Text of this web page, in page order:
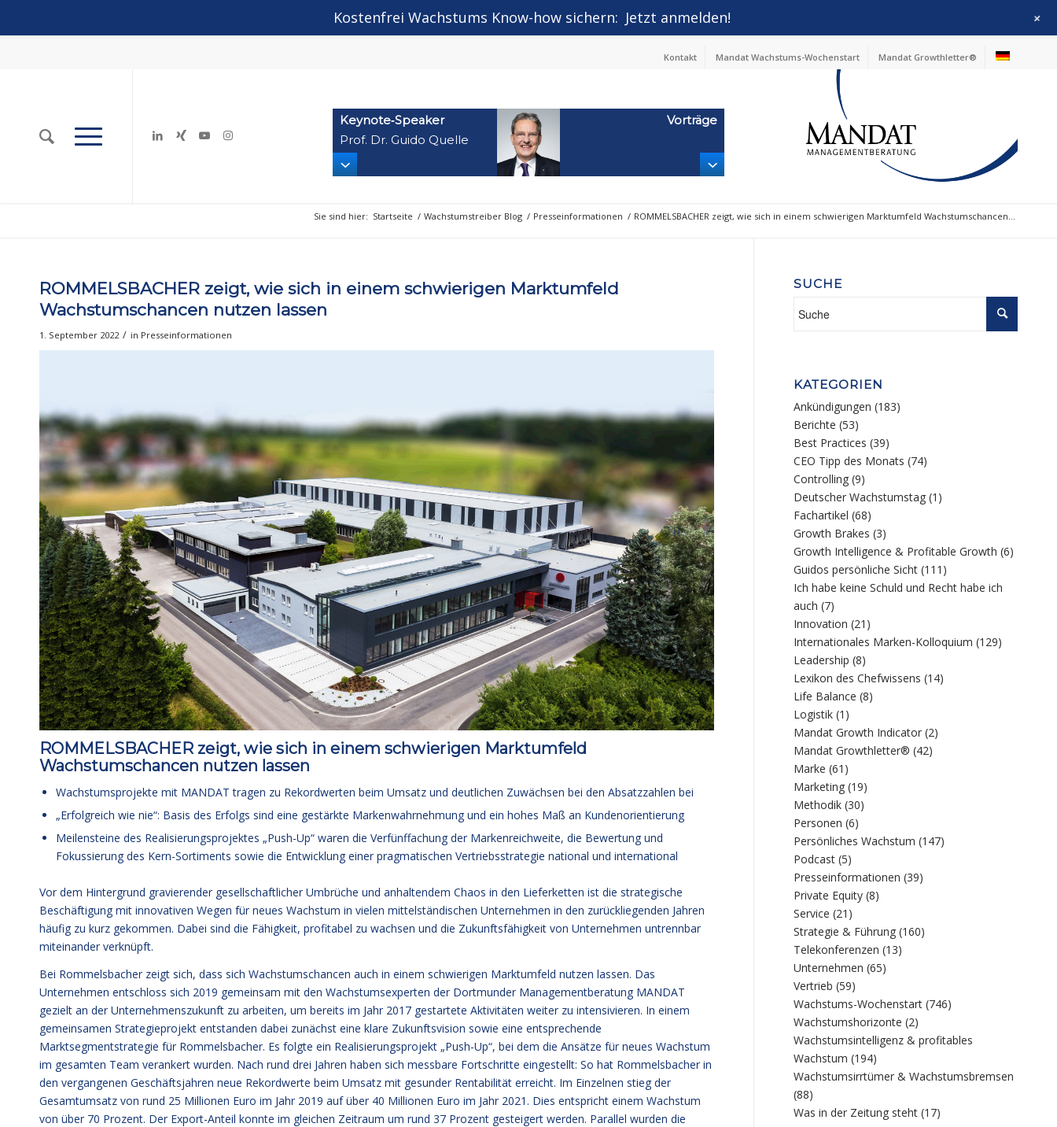
Kontakt Mandat Wachstums-Wochenstart Mandat Growthletter®
Keynote‑Speaker
Prof. Dr. Guido Quelle
Vorträge
Sie sind hier: Startseite / Wachstumstreiber Blog / Presseinformationen / ROMMELSBACHER zeigt, wie sich in einem schwierigen Marktumfeld Wachstumschancen...
ROMMELSBACHER zeigt, wie sich in einem schwierigen Marktumfeld
Wachstumschancen nutzen lassen
1. September 2022 / in Presseinformationen
ROMMELSBACHER zeigt, wie sich in einem schwierigen Marktumfeld
Wachstumschancen nutzen lassen
Wachstumsprojekte mit MANDAT tragen zu Rekordwerten beim Umsatz und deutlichen Zuwächsen bei den Absatzzahlen bei
„Erfolgreich wie nie“: Basis des Erfolgs sind eine gestärkte Markenwahrnehmung und ein hohes Maß an Kundenorientierung
Meilensteine des Realisierungsprojektes „Push-Up“ waren die Verfünffachung der Markenreichweite, die Bewertung und
Fokussierung des Kern-Sortiments sowie die Entwicklung einer pragmatischen Vertriebsstrategie national und international
Vor dem Hintergrund gravierender gesellschaftlicher Umbrüche und anhaltendem Chaos in den Lieferketten ist die strategische
Beschäftigung mit innovativen Wegen für neues Wachstum in vielen mittelständischen Unternehmen in den zurückliegenden Jahren
häufig zu kurz gekommen. Dabei sind die Fähigkeit, profitabel zu wachsen und die Zukunftsfähigkeit von Unternehmen untrennbar
miteinander verknüpft.
Bei Rommelsbacher zeigt sich, dass sich Wachstumschancen auch in einem schwierigen Marktumfeld nutzen lassen. Das
Unternehmen entschloss sich 2019 gemeinsam mit den Wachstumsexperten der Dortmunder Managementberatung MANDAT
gezielt an der Unternehmenszukunft zu arbeiten, um bereits im Jahr 2017 gestartete Aktivitäten weiter zu intensivieren. In einem
gemeinsamen Strategieprojekt entstanden dabei zunächst eine klare Zukunftsvision sowie eine entsprechende
Marktsegmentstrategie für Rommelsbacher. Es folgte ein Realisierungsprojekt „Push-Up“, bei dem die Ansätze für neues Wachstum
im gesamten Team verankert wurden. Nach rund drei Jahren haben sich messbare Fortschritte eingestellt: So hat Rommelsbacher in
den vergangenen Geschäftsjahren neue Rekordwerte beim Umsatz mit gesunder Rentabilität erreicht. Im Einzelnen stieg der
Gesamtumsatz von rund 25 Millionen Euro im Jahr 2019 auf über 40 Millionen Euro im Jahr 2021. Dies entspricht einem Wachstum
von über 70 Prozent. Der Export-Anteil konnte im gleichen Zeitraum um rund 37 Prozent gesteigert werden. Parallel wurden die
SUCHE
KATEGORIEN
Ankündigungen (183)
Berichte (53)
Best Practices (39)
CEO Tipp des Monats (74)
Controlling (9)
Deutscher Wachstumstag (1)
Fachartikel (68)
Growth Brakes (3)
Growth Intelligence & Profitable Growth (6)
Guidos persönliche Sicht (111)
Ich habe keine Schuld und Recht habe ich
auch (7)
Innovation (21)
Internationales Marken-Kolloquium (129)
Leadership (8)
Lexikon des Chefwissens (14)
Life Balance (8)
Logistik (1)
Mandat Growth Indicator (2)
Mandat Growthletter® (42)
Marke (61)
Marketing (19)
Methodik (30)
Personen (6)
Persönliches Wachstum (147)
Podcast (5)
Presseinformationen (39)
Private Equity (8)
Service (21)
Strategie & Führung (160)
Telekonferenzen (13)
Unternehmen (65)
Vertrieb (59)
Wachstums-Wochenstart (746)
Wachstumshorizonte (2)
Wachstumsintelligenz & profitables
Wachstum (194)
Wachstumsirrtümer & Wachstumsbremsen
(88)
Was in der Zeitung steht (17)
Kostenfrei Wachstums Know-how sichern: Jetzt anmelden! +